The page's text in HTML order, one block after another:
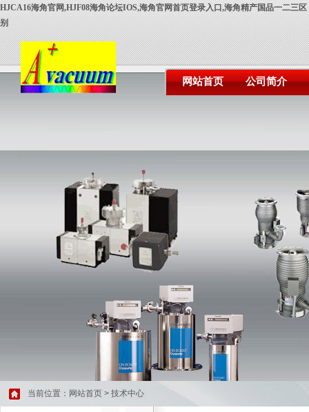
HJCA16海角官网,HJF08海角论坛IOS,海角官网首页登录入口,海角精产国品一二三区
别
网站首页 公司简介
当前位置： 网站首页 > 技术中心